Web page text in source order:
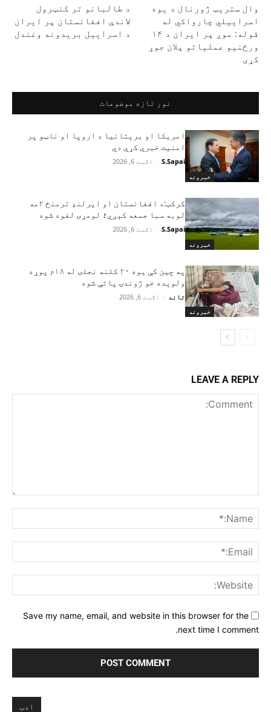
د طالبانو تر کنټرول
لاندې افغانستان پر ایران
د اسراییل بریدونه وغندل
وال ستریټ ژورنال د یوه
اسراییلي چارواکي له
قوله: موږ پر ایران د ۱۴
ورځنیو عملیاتو پلان جوړ
کړی
نور تازه موضوعات
خبرونه
امریکا او برېتانیا د اروپا او ناټو پر
امنیت خبرې کړې دي
S.Sapai
- اګست 6, 2026
خبرونه
کرکټ:د افغانستان او ایرلنډ ترمنځ ۲مه
لوبه سبا جمعه کېږي؛ لومړۍ لغوه شوه
S.Sapai
- اګست 6, 2026
خبرونه
په چین کې یوه ۲۰ کلنه نجلۍ له ۱۸م پوړه
ولوېده خو ژوندۍ پاتې شوه
تاند - اګست 6, 2026
LEAVE A REPLY
Save my name, email, and website in this browser for the
next time I comment.
ادب